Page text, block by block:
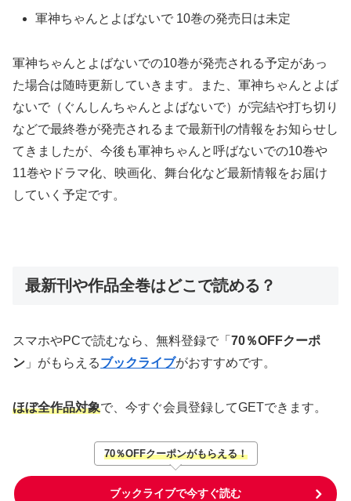
軍神ちゃんとよばないで 10巻の発売日は未定
軍神ちゃんとよばないでの10巻が発売される予定があっ
た場合は随時更新していきます。また、軍神ちゃんとよば
ないで（ぐんしんちゃんとよばないで）が完結や打ち切り
などで最終巻が発売されるまで最新刊の情報をお知らせし
てきましたが、今後も軍神ちゃんと呼ばないでの10巻や
11巻やドラマ化、映画化、舞台化など最新情報をお届け
していく予定です。
最新刊や作品全巻はどこで読める？
スマホやPCで読むなら、無料登録で「 70％OFFクーポ
ン 」がもらえるブックライブがおすすめです。
ほぼ全作品対象で、今すぐ会員登録してGETできます。
70％OFFクーポンがもらえる！
ブックライブで今すぐ読む